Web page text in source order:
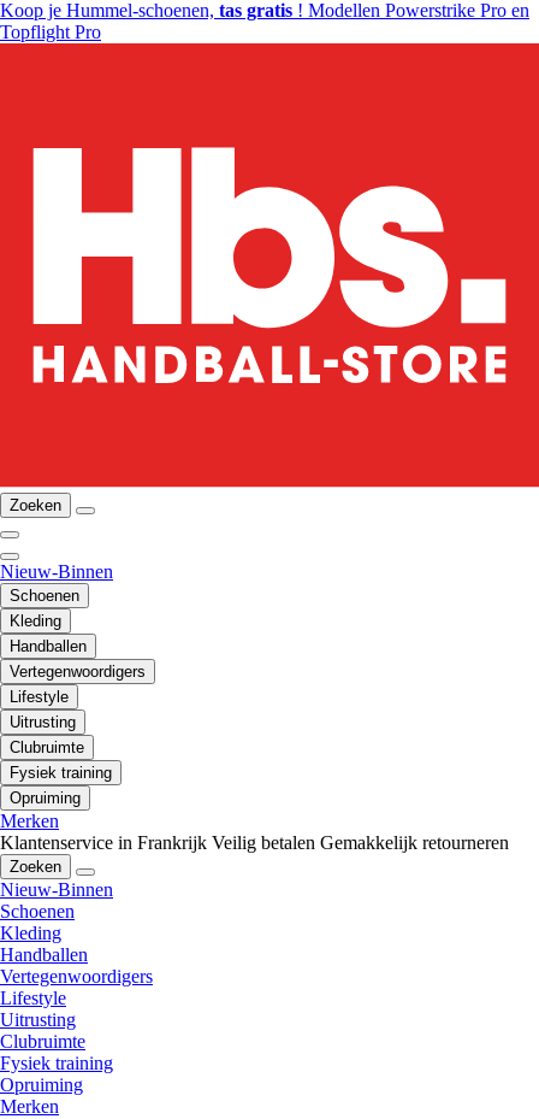
Koop je Hummel-schoenen, tas gratis ! Modellen Powerstrike Pro en
Topflight Pro
Zoeken
Nieuw-Binnen
Schoenen
Kleding
Handballen
Vertegenwoordigers
Lifestyle
Uitrusting
Clubruimte
Fysiek training
Opruiming
Merken
Klantenservice in Frankrijk Veilig betalen Gemakkelijk retourneren
Zoeken
Nieuw-Binnen
Schoenen
Kleding
Handballen
Vertegenwoordigers
Lifestyle
Uitrusting
Clubruimte
Fysiek training
Opruiming
Merken